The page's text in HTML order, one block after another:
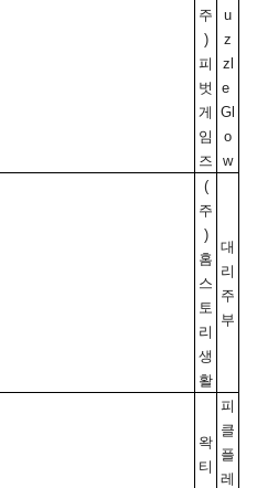
주
)
피
벗
게
임
즈
u
z
zl
e
Gl
o
w
(
주
)
홈
스
토
리
생
활
대
리
주
부
왁
티
피
클
플
레